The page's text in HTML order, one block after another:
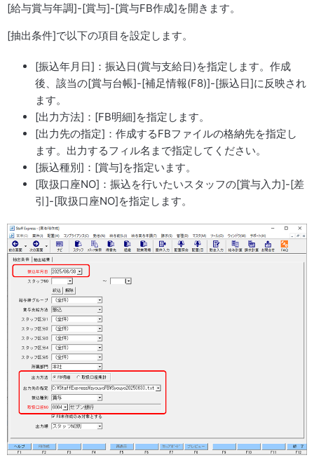
[給与賞与年調]-[賞与]-[賞与FB作成]を開きます。
[抽出条件]で以下の項目を設定します。
[振込年月日]：振込日(賞与支給日)を指定します。作成
後、該当の[賞与台帳]-[補足情報(F8)]-[振込日]に反映され
ます。
[出力方法]：[FB明細]を指定します。
[出力先の指定]：作成するFBファイルの格納先を指定し
ます。出力するフィル名まで指定してください。
[振込種別]：[賞与]を指定います。
[取扱口座NO]：振込を行いたいスタッフの[賞与入力]-[差
引]-[取扱口座NO]を指定します。